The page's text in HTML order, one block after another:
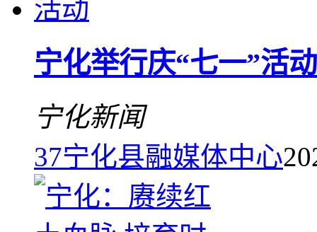
宁化举行庆“七一”活动
宁化新闻
37宁化县融媒体中心